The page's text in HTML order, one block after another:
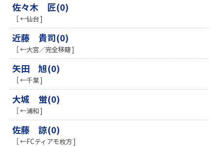
佐々木 匠(0)
［ ←仙台 ]
近藤 貴司(0)
［ ←大宮／完全移籍 ]
矢田 旭(0)
［ ←千葉 ]
大城 蛍(0)
［ ←浦和 ]
佐藤 諒(0)
［ ←FCティアモ枚方 ]